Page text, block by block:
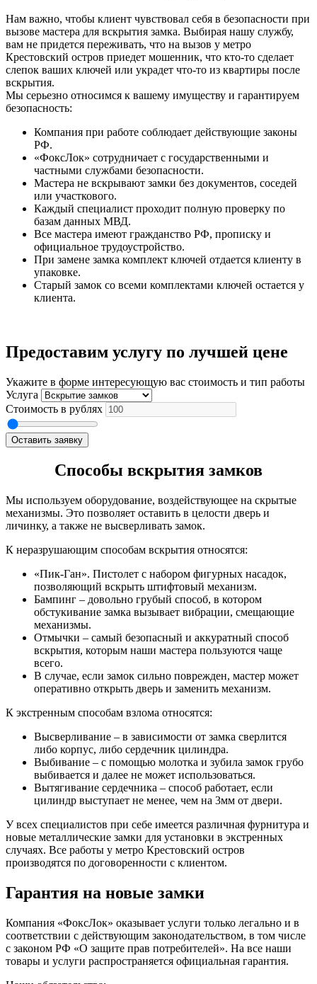
Нам важно, чтобы клиент чувствовал себя в безопасности при
вызове мастера для вскрытия замка. Выбирая нашу службу,
вам не придется переживать, что на вызов у метро
Крестовский остров приедет мошенник, что кто-то сделает
слепок ваших ключей или украдет что-то из квартиры после
вскрытия.
Мы серьезно относимся к вашему имуществу и гарантируем
безопасность:
Компания при работе соблюдает действующие законы
РФ.
«ФоксЛок» сотрудничает с государственными и
частными службами безопасности.
Мастера не вскрывают замки без документов, соседей
или участкового.
Каждый специалист проходит полную проверку по
базам данных МВД.
Все мастера имеют гражданство РФ, прописку и
официальное трудоустройство.
При замене замка комплект ключей отдается клиенту в
упаковке.
Старый замок со всеми комплектами ключей остается у
клиента.
Предоставим услугу по лучшей цене
Укажите в форме интересующую вас стоимость и тип работы
Услуга
Стоимость в рублях
Оставить заявку
Способы вскрытия замков
Мы используем оборудование, воздействующее на скрытые
механизмы. Это позволяет оставить в целости дверь и
личинку, а также не высверливать замок.
К неразрушающим способам вскрытия относятся:
«Пик-Ган». Пистолет с набором фигурных насадок,
позволяющий вскрыть штифтовый механизм.
Бампинг – довольно грубый способ, в котором
обстукивание замка вызывает вибрации, смещающие
механизмы.
Отмычки – самый безопасный и аккуратный способ
вскрытия, которым наши мастера пользуются чаще
всего.
В случае, если замок сильно поврежден, мастер может
оперативно открыть дверь и заменить механизм.
К экстренным способам взлома относятся:
Высверливание – в зависимости от замка сверлится
либо корпус, либо сердечник цилиндра.
Выбивание – с помощью молотка и зубила замок грубо
выбивается и далее не может использоваться.
Вытягивание сердечника – способ работает, если
цилиндр выступает не менее, чем на 3мм от двери.
У всех специалистов при себе имеется различная фурнитура и
новые металлические замки для установки в экстренных
случаях. Все работы у метро Крестовский остров
производятся по договоренности с клиентом.
Гарантия на новые замки
Компания «ФоксЛок» оказывает услуги только легально и в
соответствии с действующим законодательством, в том числе
с законом РФ «О защите прав потребителей». На все наши
товары и услуги распространяется официальная гарантия.